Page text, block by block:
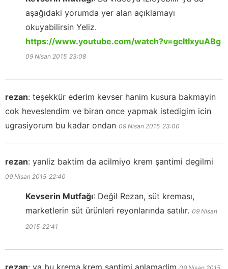
aşağıdaki yorumda yer alan açıklamayı
okuyabilirsin Yeliz.
https://www.youtube.com/watch?v=gcItIxyuABg
09 Nisan 2015 23:08
rezan: teşekkür ederim kevser hanim kusura bakmayin
cok heveslendim ve biran once yapmak istedigim icin
ugrasiyorum bu kadar ondan 09 Nisan 2015 23:00
rezan: yanliz baktim da acilmiyo krem şantimi degilmi
09 Nisan 2015 22:40
Kevserin Mutfağı: Değil Rezan, süt kreması,
marketlerin süt ürünleri reyonlarında satılır. 09 Nisan
2015 22:41